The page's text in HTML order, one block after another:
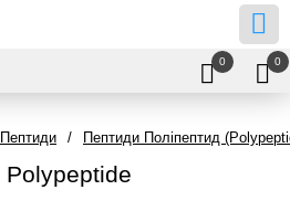
0 0
Пептиди / Пептиди Поліпептид